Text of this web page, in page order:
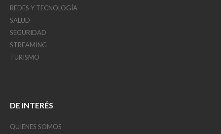
REDES Y TECNOLOGÍA
SALUD
SEGURIDAD
STREAMING
TURISMO
DE INTERÉS
QUIENES SOMOS